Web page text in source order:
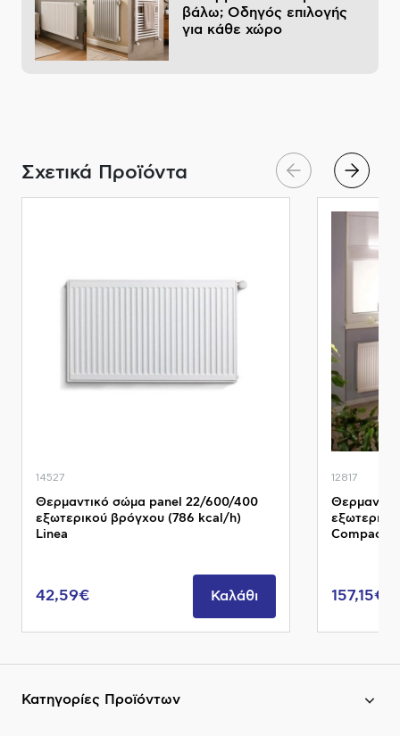
βάλω; Οδηγός επιλογής
για κάθε χώρο
Σχετικά Προϊόντα
14527
Θερμαντικό σώμα panel 22/600/400
εξωτερικού βρόγχου (786 kcal/h)
Linea
42,59€ Καλάθι
12817
Compact
157,15€
Κατηγορίες Προϊόντων